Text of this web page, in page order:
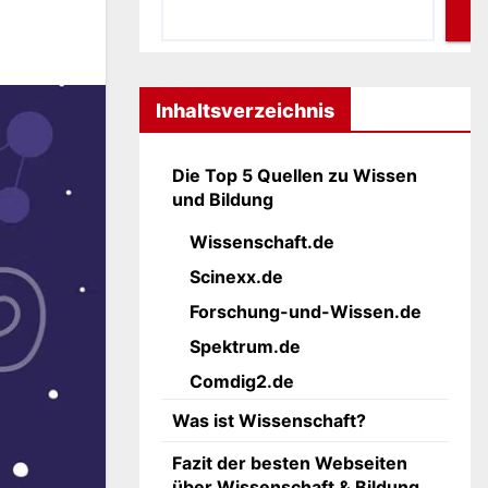
Inhaltsverzeichnis
Die Top 5 Quellen zu Wissen
und Bildung
Wissenschaft.de
Scinexx.de
Forschung-und-Wissen.de
Spektrum.de
Comdig2.de
Was ist Wissenschaft?
Fazit der besten Webseiten